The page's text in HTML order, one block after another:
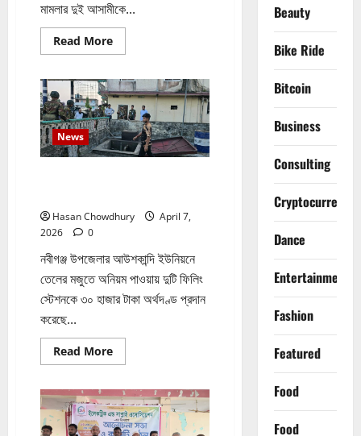
মামলার দুই আসামীকে...
Read MoreRead
more
প্রবাসীর
উপর
হামলার
ঘটনায়
গ্রেফতার
২
News
Hasan Chowdhury
April 7,
2026
0
নবীগঞ্জ উপজেলার আউশকান্দি ইউনিয়নে
তেলের মজুতে অনিয়ম পাওয়ায় দুটি ফিলিং
স্টেশনকে ৩০ হাজার টাকা অর্থদণ্ড প্রদান
করেছে...
Read MoreRead
more
দুই
ফিলিং
স্টেশনকে
৩০
Beauty
Bike Ride
Bitcoin
Business
Consulting
Cryptocurrency
Dance
Entertainment
Fashion
Featured
Food
Food